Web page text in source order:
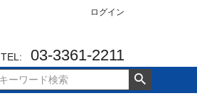
ログイン
TEL: 03-3361-2211